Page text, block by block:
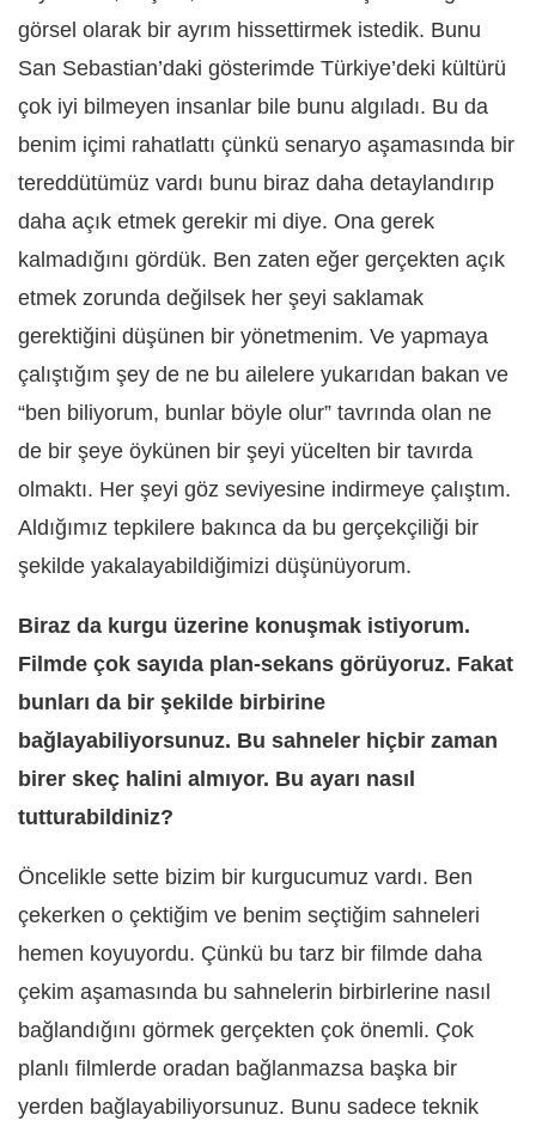
görsel olarak bir ayrım hissettirmek istedik. Bunu
San Sebastian’daki gösterimde Türkiye’deki kültürü
çok iyi bilmeyen insanlar bile bunu algıladı. Bu da
benim içimi rahatlattı çünkü senaryo aşamasında bir
tereddütümüz vardı bunu biraz daha detaylandırıp
daha açık etmek gerekir mi diye. Ona gerek
kalmadığını gördük. Ben zaten eğer gerçekten açık
etmek zorunda değilsek her şeyi saklamak
gerektiğini düşünen bir yönetmenim. Ve yapmaya
çalıştığım şey de ne bu ailelere yukarıdan bakan ve
“ben biliyorum, bunlar böyle olur” tavrında olan ne
de bir şeye öykünen bir şeyi yücelten bir tavırda
olmaktı. Her şeyi göz seviyesine indirmeye çalıştım.
Aldığımız tepkilere bakınca da bu gerçekçiliği bir
şekilde yakalayabildiğimizi düşünüyorum.
Biraz da kurgu üzerine konuşmak istiyorum.
Filmde çok sayıda plan-sekans görüyoruz. Fakat
bunları da bir şekilde birbirine
bağlayabiliyorsunuz. Bu sahneler hiçbir zaman
birer skeç halini almıyor. Bu ayarı nasıl
tutturabildiniz?
Öncelikle sette bizim bir kurgucumuz vardı. Ben
çekerken o çektiğim ve benim seçtiğim sahneleri
hemen koyuyordu. Çünkü bu tarz bir filmde daha
çekim aşamasında bu sahnelerin birbirlerine nasıl
bağlandığını görmek gerçekten çok önemli. Çok
planlı filmlerde oradan bağlanmazsa başka bir
yerden bağlayabiliyorsunuz. Bunu sadece teknik